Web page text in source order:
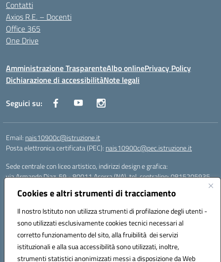
Cookies e altri strumenti di tracciamento
Il nostro Istituto non utilizza strumenti di profilazione degli utenti -
sono utilizzati esclusivamente cookies tecnici necessari al
corretto funzionamento del sito, alla fruibilità dei servizi
istituzionali e alla sua accessibilità sono utilizzati, inoltre,
strumenti statistici anonimizzati messi a disposizione da Web
Contatti
Axios R.E. – Docenti
Office 365
One Drive
Amministrazione TrasparenteAlbo onlinePrivacy Policy
Dichiarazione di accessibilitàNote legali
Seguici su:
Email: nais10900c@istruzione.it
Posta elettronica certificata (PEC): nais10900c@pec.istruzione.it
Sede centrale con liceo artistico, indirizzi design e grafica:
via Armando Diaz, 59 - 80011 Acerra (NA), tel. centralino: 0815205935
via T. Campanella, 80011 Acerra (NA), tel/fax: 0818850905
Sede succursale con liceo musicale:
via S. Pellico, 80011 Acerra (NA), tel: 08119660921
Email: nais10900c@istruzione.it | PEC: nais10900c@pec.istruzione.it |
Nome Ufficio PA: Uff_eFatturaPA | Codice Univoco ufficio: UFOYYV |
C.Fisc: 93056740637